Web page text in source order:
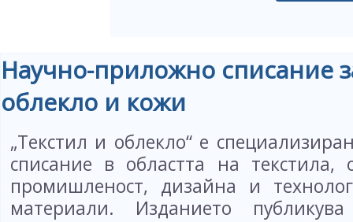
Научно-приложно списание
облекло и кожи
„Текстил и облекло“ е
списание в областта на текстила,
промишленост, дизайна и
материали. Изданието